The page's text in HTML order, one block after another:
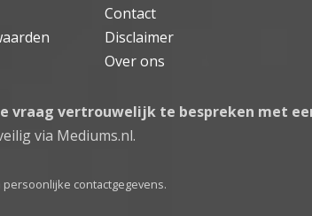
Contact
Disclaimer
Over ons
vraag vertrouwelijk te bespreken met
via Mediums.nl.
contactgegevens.